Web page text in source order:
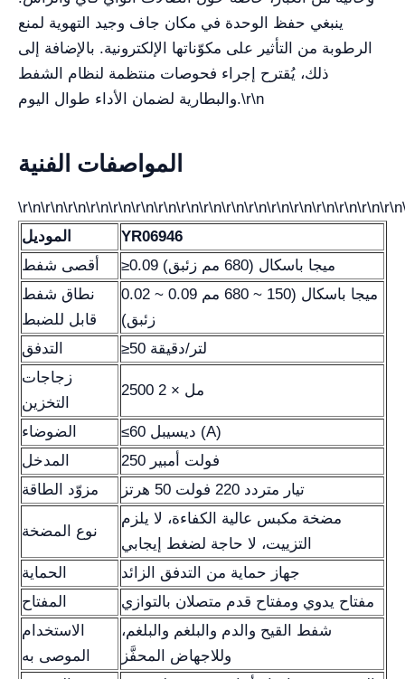
ينبغي حفظ الوحدة في مكان جاف وجيد التهوية لمنع
الرطوبة من التأثير على مكوّناتها الإلكترونية. بالإضافة إلى
ذلك، يُقترح إجراء فحوصات منتظمة لنظام الشفط
والبطارية لضمان الأداء طوال اليوم.\r\n
المواصفات الفنية
الموديل
YR06946
أقصى شفط
≥0.09 ميجا باسكال (680 مم زئبق)
نطاق شفط
قابل للضبط
0.02 ~ 0.09 ميجا باسكال (150 ~ 680 مم
زئبق)
التدفق
≥50 لتر/دقيقة
زجاجات
التخزين
2500 مل × 2
الضوضاء
≤60 ديسيبل (A)
المدخل
250 فولت أمبير
مزوّد الطاقة
تيار متردد 220 فولت 50 هرتز
نوع المضخة
مضخة مكبس عالية الكفاءة، لا يلزم
التزييت، لا حاجة لضغط إيجابي
الحماية
جهاز حماية من التدفق الزائد
المفتاح
مفتاح يدوي ومفتاح قدم متصلان بالتوازي
الاستخدام
الموصى به
شفط القيح والدم والبلغم والبلغم،
وللاجهاض المحفَّز